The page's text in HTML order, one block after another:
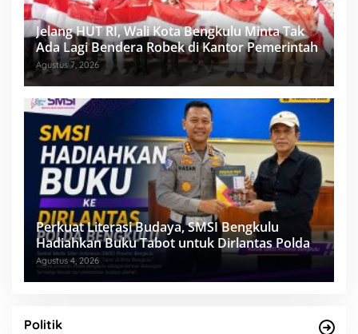
Jelang HUT RI, Wali Kota Bengkulu Minta Tak
Ada Lagi Bendera Robek di Kantor Pemerintah
Agustus 7, 2026
Perkuat Literasi Budaya, SMSI Bengkulu
Hadiahkan Buku Tabot untuk Dirlantas Polda
Agustus 4, 2026
Politik